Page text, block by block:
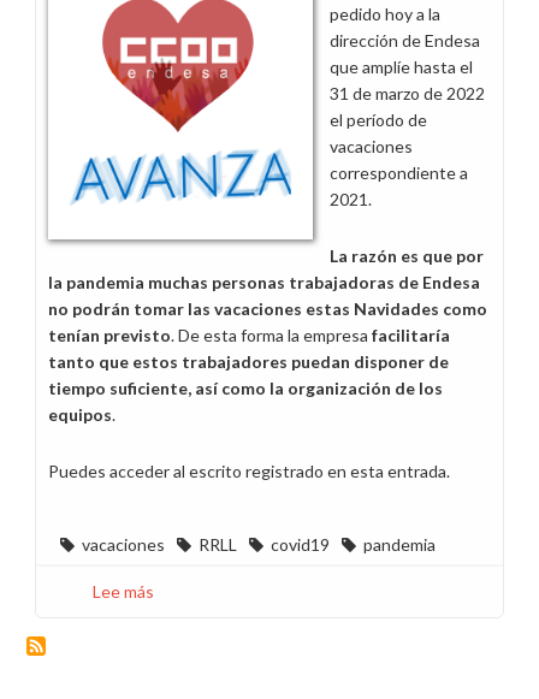
pedido hoy a la
dirección de Endesa
que amplíe hasta el
31 de marzo de 2022
el período de
vacaciones
correspondiente a
2021.
La razón es que por
la pandemia muchas personas trabajadoras de Endesa
no podrán tomar las vacaciones estas Navidades como
tenían previsto. De esta forma la empresa facilitaría
tanto que estos trabajadores puedan disponer de
tiempo suficiente, así como la organización de los
equipos.
Puedes acceder al escrito registrado en esta entrada.
vacaciones RRLL covid19 pandemia
Lee más